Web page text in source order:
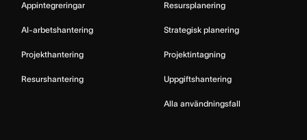
Appintegreringar
AI-arbetshantering
Projekthantering
Resurshantering
Resursplanering
Strategisk planering
Projektintagning
Uppgiftshantering
Alla användningsfall